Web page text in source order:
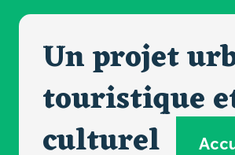
Un projet
touristique
culturel